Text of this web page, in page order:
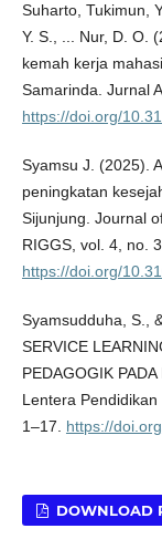
Suharto, Tukimun,
Y. S., ... Nur, D. O.
kemah kerja
Samarinda. Jurnal
https://doi.org/
Syamsu J. (2025).
peningkatan
Sijunjung. Journal
RIGGS, vol. 4, no.
https://doi.org/
Syamsudduha, S.,
SERVICE
PEDAGOGIK
Lentera
1–17. https://
DOWNLOAD